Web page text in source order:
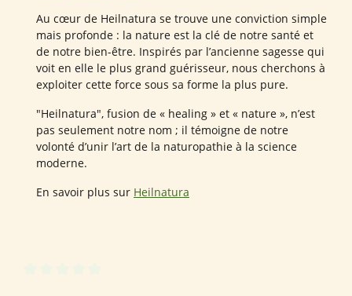
Au cœur de Heilnatura se trouve une conviction simple
mais profonde : la nature est la clé de notre santé et
de notre bien-être. Inspirés par l’ancienne sagesse qui
voit en elle le plus grand guérisseur, nous cherchons à
exploiter cette force sous sa forme la plus pure.
"Heilnatura", fusion de « healing » et « nature », n’est
pas seulement notre nom ; il témoigne de notre
volonté d’unir l’art de la naturopathie à la science
moderne.
En savoir plus sur Heilnatura